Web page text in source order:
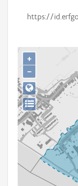
Gebeurtenis
Persoon of collectief
Downloads
Hergebruik
Aanmelden
https://
+
−